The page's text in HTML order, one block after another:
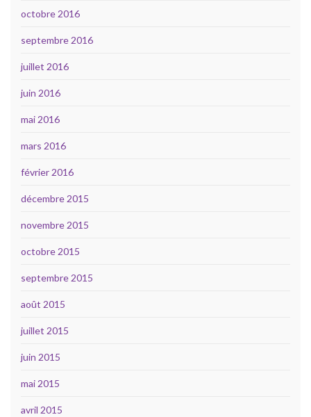
octobre 2016
septembre 2016
juillet 2016
juin 2016
mai 2016
mars 2016
février 2016
décembre 2015
novembre 2015
octobre 2015
septembre 2015
août 2015
juillet 2015
juin 2015
mai 2015
avril 2015